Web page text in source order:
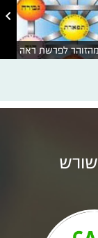

לפרשת ראה
שורש